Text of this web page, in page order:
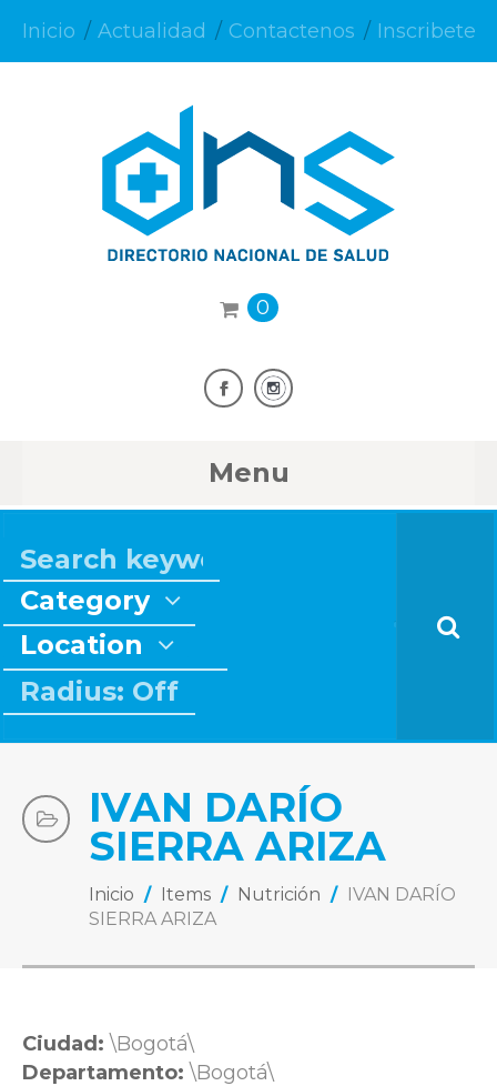
Inicio Actualidad Contactenos Inscribete
0
Menu
Category
Location
Radius: Off
IVAN DARÍO
SIERRA ARIZA
Inicio / Items / Nutrición / IVAN DARÍO
SIERRA ARIZA
Ciudad: \Bogotá\
Departamento: \Bogotá\